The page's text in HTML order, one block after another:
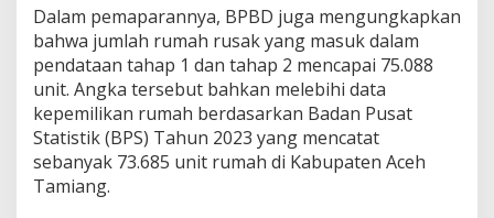
i
a
t
a
u
n
t
u
Dalam pemaparannya, BPBD juga mengungkapkan
bahwa jumlah rumah rusak yang masuk dalam
pendataan tahap 1 dan tahap 2 mencapai 75.088
unit. Angka tersebut bahkan melebihi data
kepemilikan rumah berdasarkan Badan Pusat
Statistik (BPS) Tahun 2023 yang mencatat
sebanyak 73.685 unit rumah di Kabupaten Aceh
Tamiang.